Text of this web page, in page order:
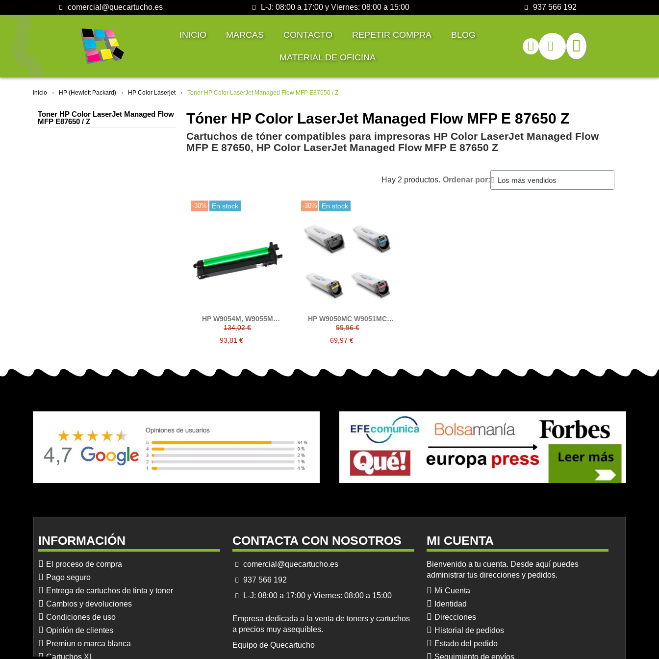
comercial@quecartucho.es L-J: 08:00 a 17:00 y Viernes: 08:00 a 15:00 937 566 192
INICIO MARCAS CONTACTO REPETIR COMPRA BLOG
MATERIAL DE OFICINA
Inicio HP (Hewlett Packard) HP Color Laserjet Toner HP Color LaserJet Managed Flow MFP E87650 / Z
Toner HP Color LaserJet Managed Flow
MFP E87650 / Z
Tóner HP Color LaserJet Managed Flow MFP E 87650 Z
Cartuchos de tóner compatibles para impresoras HP Color LaserJet Managed Flow
MFP E 87650, HP Color LaserJet Managed Flow MFP E 87650 Z
Hay 2 productos. Ordenar por:
-30% En stock
HP W9054M, W9055M
tambor compatible
134,02 €
93,81 €
-30% En stock
HP W9050MC W9051MC
W9052MC W9053MC toner
compatible
99,96 €
69,97 €
INFORMACIÓN
El proceso de compra
Pago seguro
Entrega de cartuchos de tinta y toner
Cambios y devoluciones
Condiciones de uso
Opinión de clientes
Premiun o marca blanca
Cartuchos XL
CONTACTA CON NOSOTROS
comercial@quecartucho.es
937 566 192
L-J: 08:00 a 17:00 y Viernes: 08:00 a 15:00
Empresa dedicada a la venta de toners y cartuchos
a precios muy asequibles.
Equipo de Quecartucho
MI CUENTA
Bienvenido a tu cuenta. Desde aquí puedes
administrar tus direcciones y pedidos.
Mi Cuenta
Identidad
Direcciones
Historial de pedidos
Estado del pedido
Seguimiento de envíos